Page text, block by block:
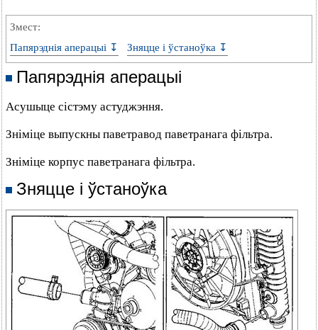
Змест:
Папярэднія аперацыі ↧
Зняцце і ўстаноўка ↧
Папярэднія аперацыі
Асушыце сістэму астуджэння.
Зніміце выпускны паветравод паветранага фільтра.
Зніміце корпус паветранага фільтра.
Зняцце і ўстаноўка